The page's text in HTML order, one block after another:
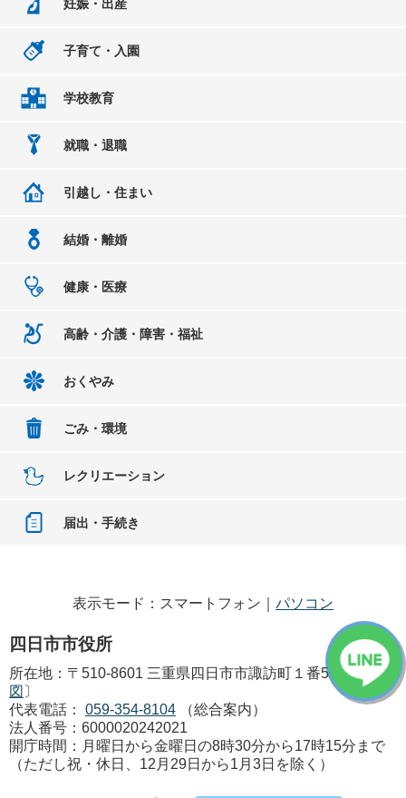
妊娠・出産
子育て・入園
学校教育
就職・退職
引越し・住まい
結婚・離婚
健康・医療
高齢・介護・障害・福祉
おくやみ
ごみ・環境
レクリエーション
届出・手続き
表示モード：スマートフォン｜ パソコン
四日市市役所
所在地：〒510-8601 三重県四日市市諏訪町１番5号 〔
図 〕
代表電話：
059-354-8104
（総合案内）
法人番号：6000020242021
開庁時間：月曜日から金曜日の8時30分から17時15分まで
（ただし祝・休日、12月29日から1月3日を除く）